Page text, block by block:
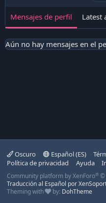
Mensajes de perfil Latest
Aún no hay mensajes en el
Oscuro Español (ES)
Política de privacidad
Ayuda
Community platform by XenForo® ©
Traducción al Español por
Theming with
by: DohTheme